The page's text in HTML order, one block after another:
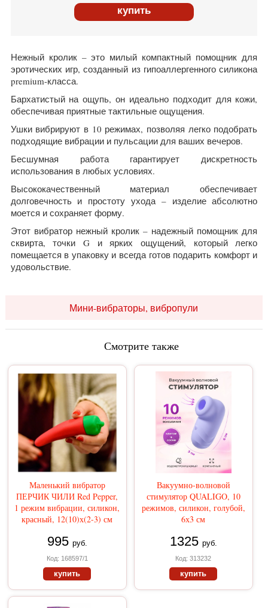
купить
Нежный кролик – это милый компактный помощник для
эротических игр, созданный из гипоаллергенного силикона
premium-класса.
Бархатистый на ощупь, он идеально подходит для кожи,
обеспечивая приятные тактильные ощущения.
Ушки вибрируют в 10 режимах, позволяя легко подобрать
подходящие вибрации и пульсации для ваших вечеров.
Бесшумная работа гарантирует дискретность
использования в любых условиях.
Высококачественный материал обеспечивает
долговечность и простоту ухода – изделие абсолютно
моется и сохраняет форму.
Этот вибратор нежный кролик – надежный помощник для
сквирта, точки G и ярких ощущений, который легко
помещается в упаковку и всегда готов подарить комфорт и
удовольствие.
Мини-вибраторы, вибропули
Смотрите также
Маленький вибратор
ПЕРЧИК ЧИЛИ Red Pepper,
1 режим вибрации, силикон,
красный, 12(10)х(2-3) см
995 руб.
Код: 168597/1
купить
Вакуумно-волновой
стимулятор QUALIGO, 10
режимов, силикон, голубой,
6х3 см
1325 руб.
Код: 313232
купить